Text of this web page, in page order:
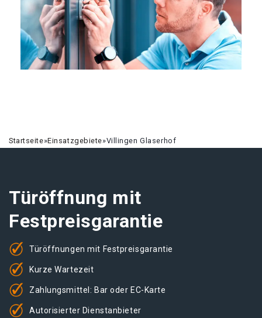
Startseite»Einsatzgebiete»Villingen Glaserhof
Türöffnung mit
Festpreisgarantie
Türöffnungen mit Festpreisgarantie
Kurze Wartezeit
Zahlungsmittel: Bar oder EC-Karte
Autorisierter Dienstanbieter